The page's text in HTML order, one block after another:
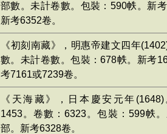
部數。未計卷數。包裝：590帙。新
新考6352卷。
《初刻南藏》，明惠帝建文四年
數。未計卷數。包裝：678帙。新考
考7161或7239卷。
《天海藏》，日本慶安元年
1453。卷數：6323。包裝：599帙
部。新考6328卷。